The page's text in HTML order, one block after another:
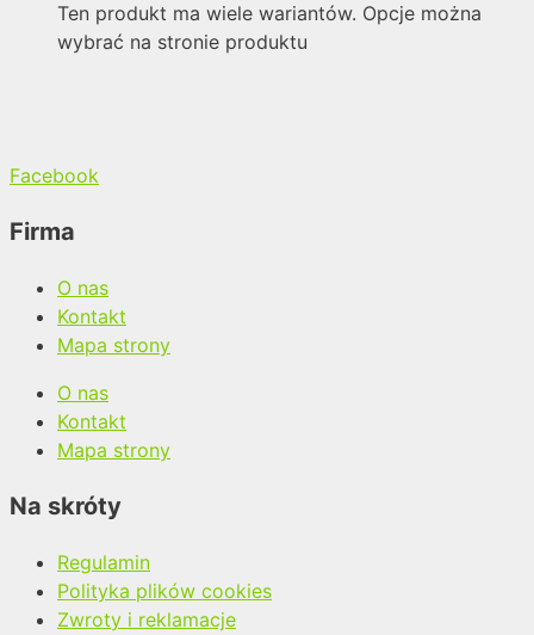
Ten produkt ma wiele wariantów. Opcje można
wybrać na stronie produktu
Facebook
Firma
O nas
Kontakt
Mapa strony
O nas
Kontakt
Mapa strony
Na skróty
Regulamin
Polityka plików cookies
Zwroty i reklamacje